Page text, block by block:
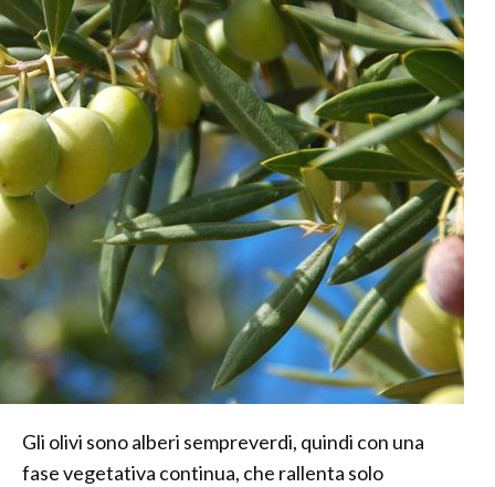
Gli olivi sono alberi sempreverdi, quindi con una
fase vegetativa continua, che rallenta solo